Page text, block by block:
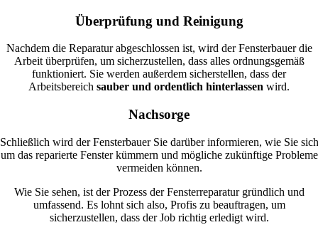
Überprüfung und Reinigung
Nachdem die Reparatur abgeschlossen ist, wird der Fensterbauer die
Arbeit überprüfen, um sicherzustellen, dass alles ordnungsgemäß
funktioniert. Sie werden außerdem sicherstellen, dass der
Arbeitsbereich sauber und ordentlich hinterlassen wird.
Nachsorge
Schließlich wird der Fensterbauer Sie darüber informieren, wie Sie sich
um das reparierte Fenster kümmern und mögliche zukünftige Probleme
vermeiden können.
Wie Sie sehen, ist der Prozess der Fensterreparatur gründlich und
umfassend. Es lohnt sich also, Profis zu beauftragen, um
sicherzustellen, dass der Job richtig erledigt wird.